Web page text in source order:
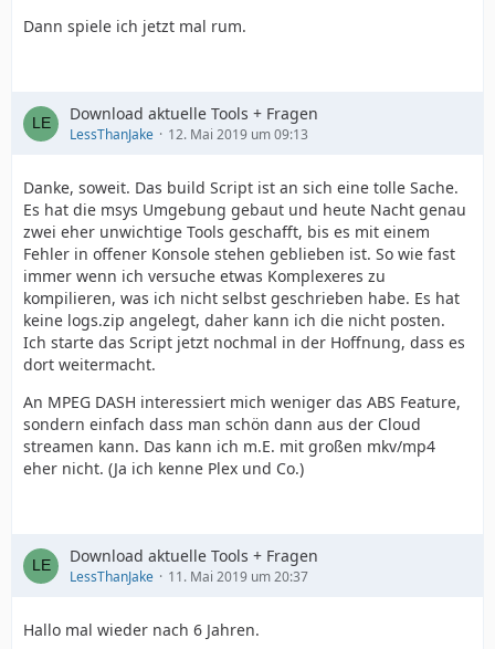
Dann spiele ich jetzt mal rum.
Download aktuelle Tools + Fragen
LessThanJake 12. Mai 2019 um 09:13
Danke, soweit. Das build Script ist an sich eine tolle Sache.
Es hat die msys Umgebung gebaut und heute Nacht genau
zwei eher unwichtige Tools geschafft, bis es mit einem
Fehler in offener Konsole stehen geblieben ist. So wie fast
immer wenn ich versuche etwas Komplexeres zu
kompilieren, was ich nicht selbst geschrieben habe. Es hat
keine logs.zip angelegt, daher kann ich die nicht posten.
Ich starte das Script jetzt nochmal in der Hoffnung, dass es
dort weitermacht.
An MPEG DASH interessiert mich weniger das ABS Feature,
sondern einfach dass man schön dann aus der Cloud
streamen kann. Das kann ich m.E. mit großen mkv/mp4
eher nicht. (Ja ich kenne Plex und Co.)
Download aktuelle Tools + Fragen
LessThanJake 11. Mai 2019 um 20:37
Hallo mal wieder nach 6 Jahren.